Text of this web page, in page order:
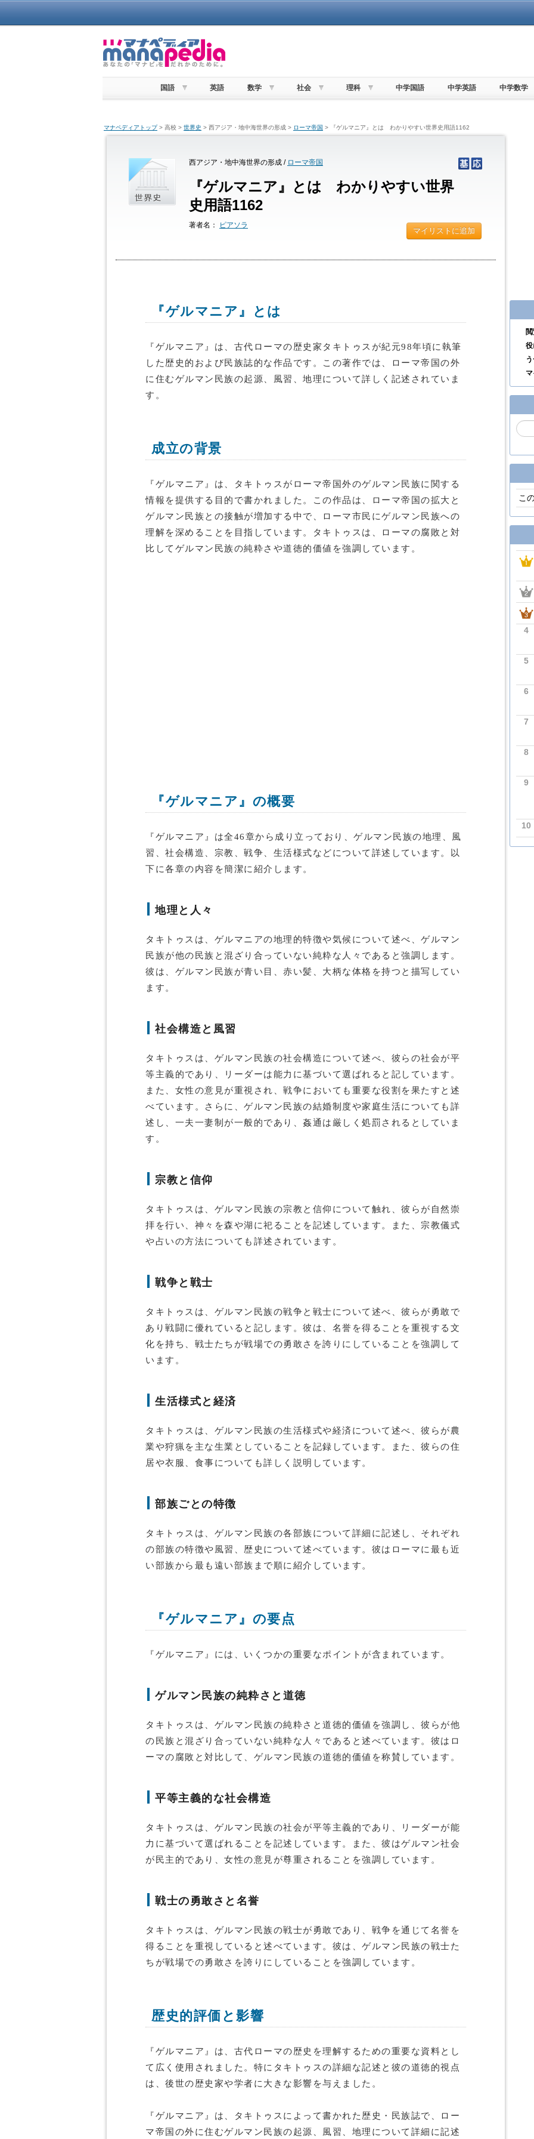
国語 英語 数学 社会 理科 中学国語 中学英語 中学数学
マナペディアトップ> 高校 > 世界史 > 西アジア・地中海世界の形成 > ローマ帝国 > 『ゲルマニア』とは わかりやすい世界史用語1162
西アジア・地中海世界の形成 / ローマ帝国
『ゲルマニア』とは わかりやすい世界
史用語1162
著者名： ピアソラ
マイリストに追加
『ゲルマニア』とは
『ゲルマニア』は、古代ローマの歴史家タキトゥスが紀元98年頃に執筆
した歴史的および民族誌的な作品です。この著作では、ローマ帝国の外
に住むゲルマン民族の起源、風習、地理について詳しく記述されていま
す。
成立の背景
『ゲルマニア』は、タキトゥスがローマ帝国外のゲルマン民族に関する
情報を提供する目的で書かれました。この作品は、ローマ帝国の拡大と
ゲルマン民族との接触が増加する中で、ローマ市民にゲルマン民族への
理解を深めることを目指しています。タキトゥスは、ローマの腐敗と対
比してゲルマン民族の純粋さや道徳的価値を強調しています。
『ゲルマニア』の概要
『ゲルマニア』は全46章から成り立っており、ゲルマン民族の地理、風
習、社会構造、宗教、戦争、生活様式などについて詳述しています。以
下に各章の内容を簡潔に紹介します。
地理と人々
タキトゥスは、ゲルマニアの地理的特徴や気候について述べ、ゲルマン
民族が他の民族と混ざり合っていない純粋な人々であると強調します。
彼は、ゲルマン民族が青い目、赤い髪、大柄な体格を持つと描写してい
ます。
社会構造と風習
タキトゥスは、ゲルマン民族の社会構造について述べ、彼らの社会が平
等主義的であり、リーダーは能力に基づいて選ばれると記しています。
また、女性の意見が重視され、戦争においても重要な役割を果たすと述
べています。さらに、ゲルマン民族の結婚制度や家庭生活についても詳
述し、一夫一妻制が一般的であり、姦通は厳しく処罰されるとしていま
す。
宗教と信仰
タキトゥスは、ゲルマン民族の宗教と信仰について触れ、彼らが自然崇
拝を行い、神々を森や湖に祀ることを記述しています。また、宗教儀式
や占いの方法についても詳述されています。
戦争と戦士
タキトゥスは、ゲルマン民族の戦争と戦士について述べ、彼らが勇敢で
あり戦闘に優れていると記します。彼は、名誉を得ることを重視する文
化を持ち、戦士たちが戦場での勇敢さを誇りにしていることを強調して
います。
生活様式と経済
タキトゥスは、ゲルマン民族の生活様式や経済について述べ、彼らが農
業や狩猟を主な生業としていることを記録しています。また、彼らの住
居や衣服、食事についても詳しく説明しています。
部族ごとの特徴
タキトゥスは、ゲルマン民族の各部族について詳細に記述し、それぞれ
の部族の特徴や風習、歴史について述べています。彼はローマに最も近
い部族から最も遠い部族まで順に紹介しています。
『ゲルマニア』の要点
『ゲルマニア』には、いくつかの重要なポイントが含まれています。
ゲルマン民族の純粋さと道徳
タキトゥスは、ゲルマン民族の純粋さと道徳的価値を強調し、彼らが他
の民族と混ざり合っていない純粋な人々であると述べています。彼はロ
ーマの腐敗と対比して、ゲルマン民族の道徳的価値を称賛しています。
平等主義的な社会構造
タキトゥスは、ゲルマン民族の社会が平等主義的であり、リーダーが能
力に基づいて選ばれることを記述しています。また、彼はゲルマン社会
が民主的であり、女性の意見が尊重されることを強調しています。
戦士の勇敢さと名誉
タキトゥスは、ゲルマン民族の戦士が勇敢であり、戦争を通じて名誉を
得ることを重視していると述べています。彼は、ゲルマン民族の戦士た
ちが戦場での勇敢さを誇りにしていることを強調しています。
歴史的評価と影響
『ゲルマニア』は、古代ローマの歴史を理解するための重要な資料とし
て広く使用されました。特にタキトゥスの詳細な記述と彼の道徳的視点
は、後世の歴史家や学者に大きな影響を与えました。
『ゲルマニア』は、タキトゥスによって書かれた歴史・民族誌で、ロー
マ帝国の外に住むゲルマン民族の起源、風習、地理について詳細に記述
こ
4
5
6
7
8
9
10